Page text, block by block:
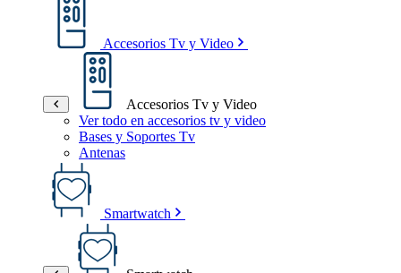
Accesorios Tv y Video
Accesorios Tv y Video
Ver todo en accesorios tv y video
Bases y Soportes Tv
Antenas
Smartwatch